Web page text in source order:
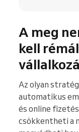
A meg
kell
Az olyan
automatikus
és online
csökkentheti a